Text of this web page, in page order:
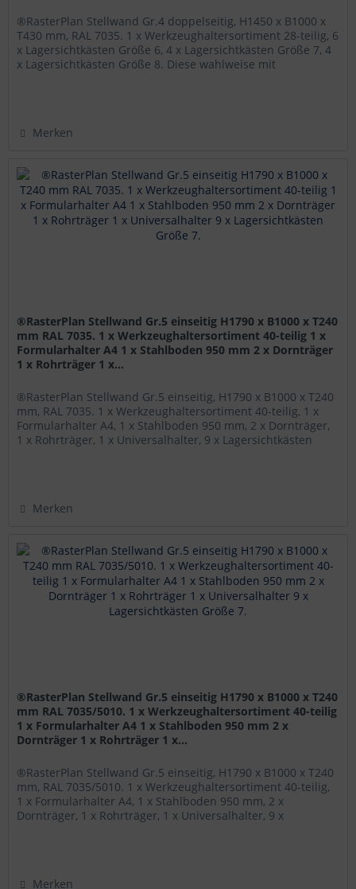
®RasterPlan Stellwand Gr.4 doppelseitig, H1450 x B1000 x
T430 mm, RAL 7035. 1 x Werkzeughaltersortiment 28-teilig, 6
x Lagersichtkästen Größe 6, 4 x Lagersichtkästen Größe 7, 4
x Lagersichtkästen Größe 8. Diese wahlweise mit
Merken
®RasterPlan Stellwand Gr.5 einseitig H1790 x B1000 x T240
mm RAL 7035. 1 x Werkzeughaltersortiment 40-teilig 1 x
Formularhalter A4 1 x Stahlboden 950 mm 2 x Dornträger
1 x Rohrträger 1 x...
®RasterPlan Stellwand Gr.5 einseitig, H1790 x B1000 x T240
mm, RAL 7035. 1 x Werkzeughaltersortiment 40-teilig, 1 x
Formularhalter A4, 1 x Stahlboden 950 mm, 2 x Dornträger,
1 x Rohrträger, 1 x Universalhalter, 9 x Lagersichtkästen
Merken
®RasterPlan Stellwand Gr.5 einseitig H1790 x B1000 x T240
mm RAL 7035/5010. 1 x Werkzeughaltersortiment 40-teilig
1 x Formularhalter A4 1 x Stahlboden 950 mm 2 x
Dornträger 1 x Rohrträger 1 x...
®RasterPlan Stellwand Gr.5 einseitig, H1790 x B1000 x T240
mm, RAL 7035/5010. 1 x Werkzeughaltersortiment 40-teilig,
1 x Formularhalter A4, 1 x Stahlboden 950 mm, 2 x
Dornträger, 1 x Rohrträger, 1 x Universalhalter, 9 x
Merken